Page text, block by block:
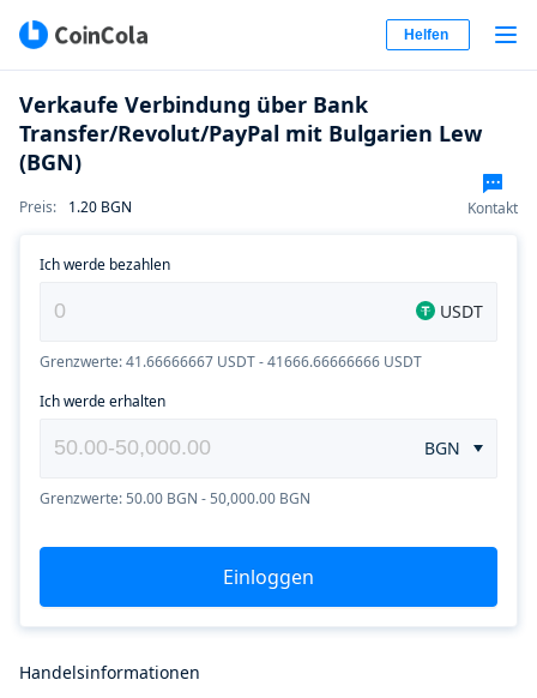
Helfen
Verkaufe Verbindung über Bank
Transfer/Revolut/PayPal mit Bulgarien Lew
(BGN)
Preis: 1.20 BGN Kontakt
Ich werde erhalten
BGN
Grenzwerte: 50.00 BGN - 50,000.00 BGN
Ich werde bezahlen
USDT
Grenzwerte: 41.66666667 USDT - 41666.66666666 USDT
Einloggen
Handelsinformationen